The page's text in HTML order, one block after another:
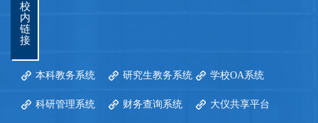
校
内
链
接
本科教务系统 研究生教务系统 学校OA系统
科研管理系统 财务查询系统 大仪共享平台